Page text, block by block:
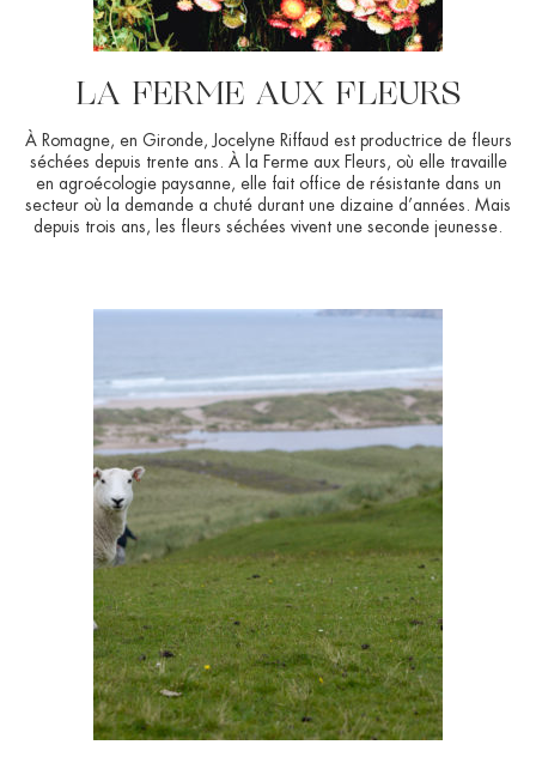
LA FERME AUX FLEURS
À Romagne, en Gironde, Jocelyne Riffaud est productrice de fleurs
séchées depuis trente ans. À la Ferme aux Fleurs, où elle travaille
en agroécologie paysanne, elle fait office de résistante dans un
secteur où la demande a chuté durant une dizaine d’années. Mais
depuis trois ans, les fleurs séchées vivent une seconde jeunesse.